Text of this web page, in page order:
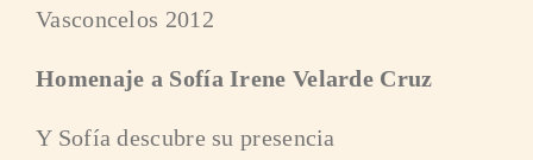
Vasconcelos 2012
Homenaje a Sofía Irene Velarde Cruz
Y Sofía descubre su presencia